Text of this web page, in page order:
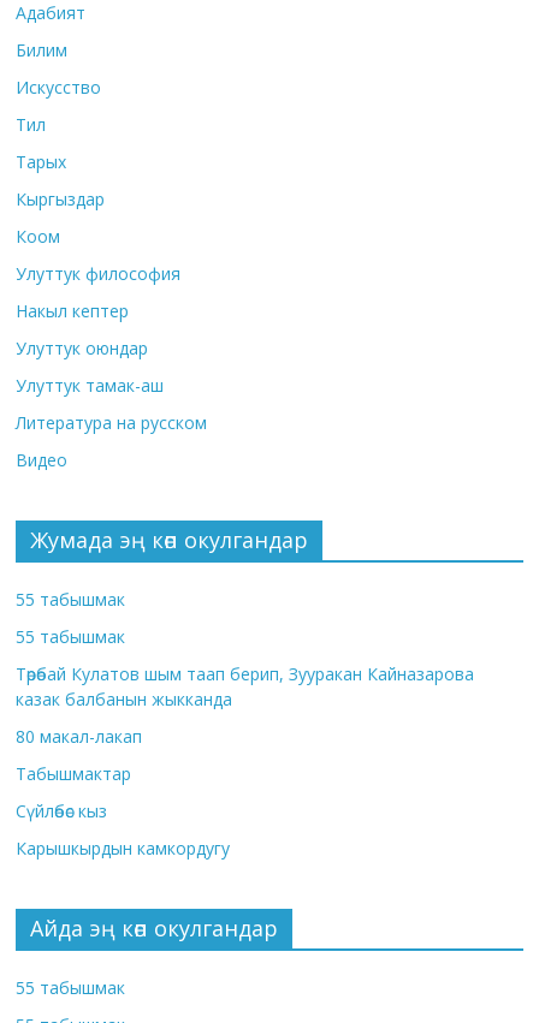
Адабият
Билим
Искусство
Тил
Тарых
Кыргыздар
Коом
Улуттук философия
Накыл кептер
Улуттук оюндар
Улуттук тамак-аш
Литература на русском
Видео
Жумада эң көп окулгандар
55 табышмак
55 табышмак
Төрөбай Кулатов шым таап берип, Зууракан Кайназарова
казак балбанын жыкканда
80 макал-лакап
Табышмактар
Сүйлөбөс кыз
Карышкырдын камкордугу
Айда эң көп окулгандар
55 табышмак